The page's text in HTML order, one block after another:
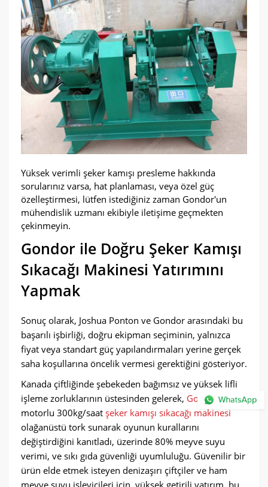
Yüksek verimli şeker kamışı presleme hakkında
sorularınız varsa, hat planlaması, veya özel güç
özelleştirmesi, lütfen istediğiniz zaman Gondor'un
mühendislik uzmanı ekibiyle iletişime geçmekten
çekinmeyin.
Gondor ile Doğru Şeker Kamışı
Sıkacağı Makinesi Yatırımını
Yapmak
Sonuç olarak, Joshua Ponton ve Gondor arasındaki bu
başarılı işbirliği, doğru ekipman seçiminin, yalnızca
fiyat veya standart güç yapılandırmaları yerine gerçek
saha koşullarına öncelik vermesi gerektiğini gösteriyor.
Kanada çiftliğinde şebekeden bağımsız ve yüksek lifli
işleme zorluklarının üstesinden gelerek, Gondor dizel
motorlu 300kg/saat şeker kamışı sıkacağı makinesi
olağanüstü tork sunarak oyunun kurallarını
değiştirdiğini kanıtladı, üzerinde 80% meyve suyu
verimi, ve sıkı gıda güvenliği uyumluluğu. Güvenilir bir
ürün elde etmek isteyen denizaşırı çiftçiler ve ham
meyve suyu işleyicileri için, yüksek getirili yatırım, bu